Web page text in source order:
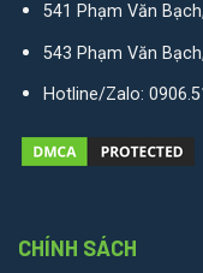
541 Phạm Văn
543 Phạm Văn
Hotline/Zalo:
CHÍNH SÁCH